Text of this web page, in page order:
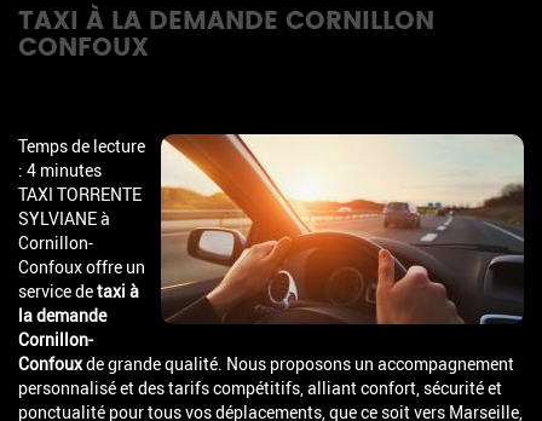
TAXI À LA DEMANDE CORNILLON
CONFOUX
Temps de lecture
: 4 minutes
TAXI TORRENTE
SYLVIANE à
Cornillon-
Confoux offre un
service detaxi à
la demande
Cornillon-
Confouxde grande qualité. Nous proposons un accompagnement
personnalisé et des tarifs compétitifs, alliant confort, sécurité et
ponctualité pour tous vos déplacements, que ce soit vers Marseille,